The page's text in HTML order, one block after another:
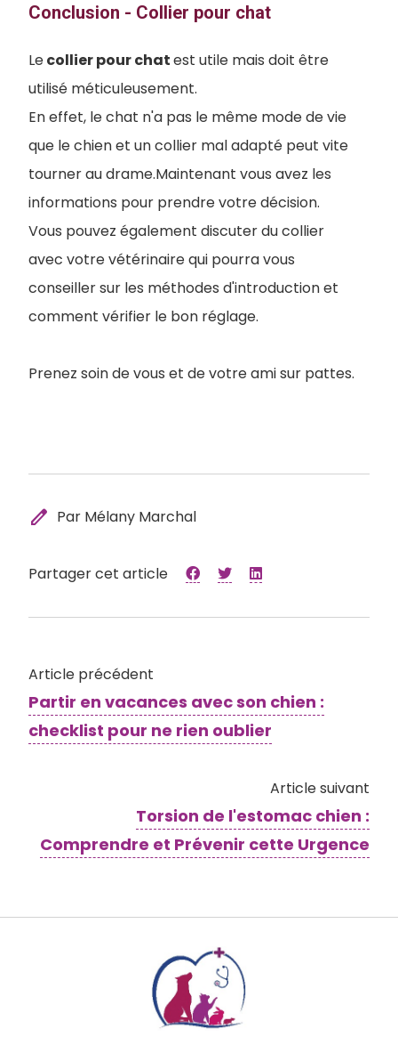
Conclusion - Collier pour chat
Lecollier pour chatest utile mais doit être
utilisé méticuleusement.
En effet, le chat n'a pas le même mode de vie
que le chien et un collier mal adapté peut vite
tourner au drame.Maintenant vous avez les
informations pour prendre votre décision.
Vous pouvez également discuter du collier
avec votre vétérinaire qui pourra vous
conseiller sur les méthodes d'introduction et
comment vérifier le bon réglage.
Prenez soin de vous et de votre ami sur pattes.
edit Par Mélany Marchal
Partager cet article
Article précédent
Partir en vacances avec son chien :
checklist pour ne rien oublier
Article suivant
Torsion de l'estomac chien :
Comprendre et Prévenir cette Urgence